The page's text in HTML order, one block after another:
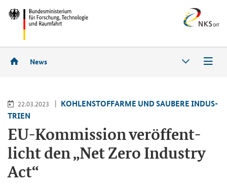
News
22.03.2023
KOH­LEN­STOFF­AR­ME UND SAU­BE­RE IN­DUS­
TRIEN
EU-​Kommission ver­öf­fent­
licht den „Net Zero Industry
Act“